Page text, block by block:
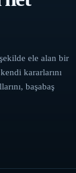
ele alan bir
kararlarını
başabaş